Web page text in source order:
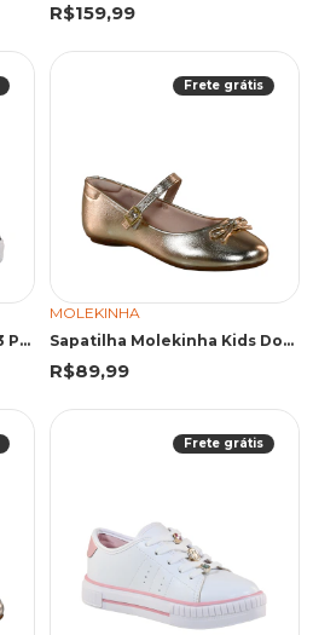
R$159,99
Tênis Casual Ollie Promax3 Preto
Frete grátis
MOLEKINHA
Sapatilha Molekinha Kids Dourada Laço Frontal
R$89,99
Frete grátis